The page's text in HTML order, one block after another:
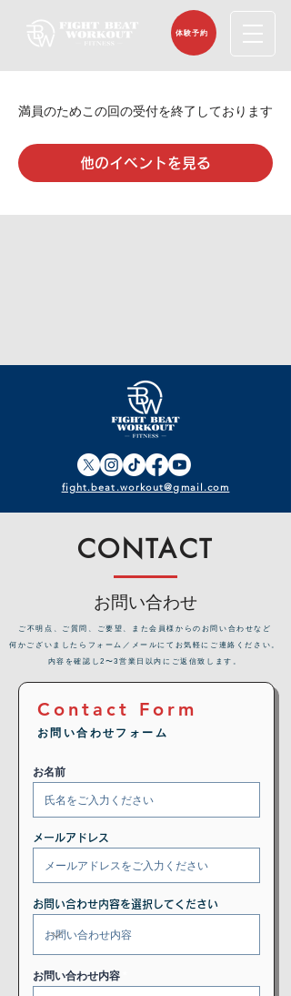
体験予約
満員のためこの回の受付を終了しております
他のイベントを見る
fight.beat.workout@gmail.com
CONTACT
お問い合わせ
​ご不明点、ご質問、ご要望、また会員様からのお問い合わせなど
何かございましたらフォーム／メールにてお気軽にご連絡ください。
内容を確認し2〜3営業日以内にご返信致します。
Contact Form
お問い合わせフォーム
お名前
メールアドレス
お問い合わせ内容を選択してください
お問い合わせ内容